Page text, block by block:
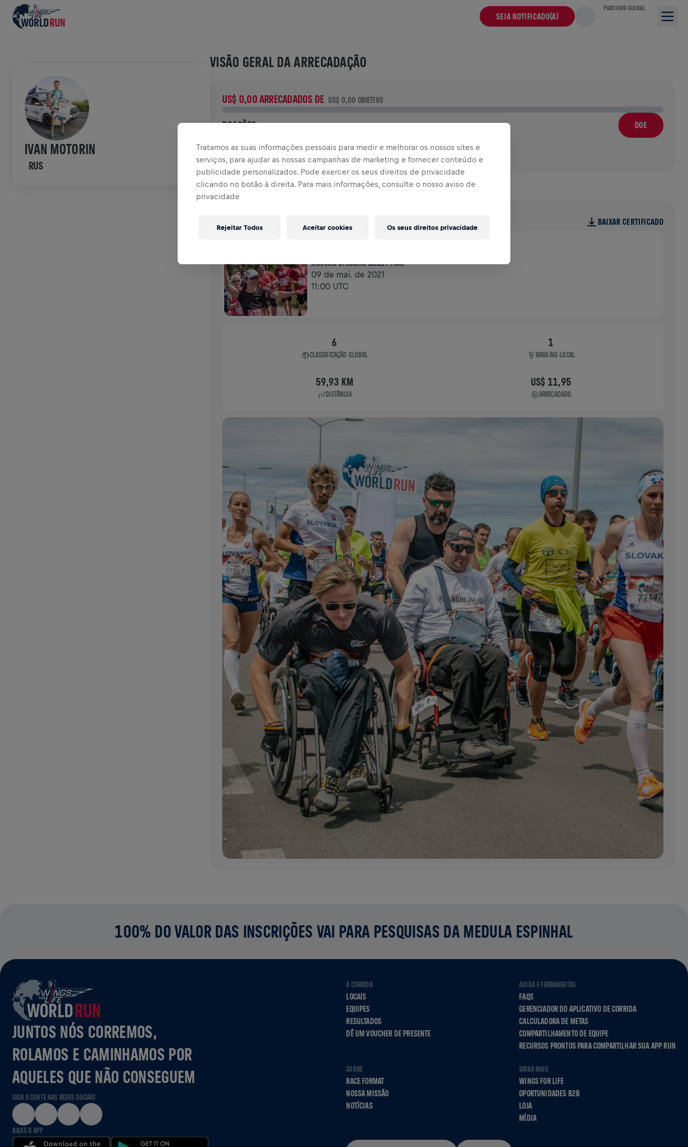
SEJA NOTIFICADO(A)
PARCEIRO GLOBAL
IVAN MOTORIN
RUS
VISÃO GERAL DA ARRECADAÇÃO
US$ 0,00 ARRECADADOS DE US$ 0,00 OBJETIVO
DOAÇÕES DOE
Doe para fazer a diferença! 100% da sua doação vai para a
pesquisa sobre lesões na medula espinhal.
HISTÓRIA
BAIXAR CERTIFICADO
MOSCOW STROGINO BEREZY PARK
09 de mai. de 2021
11:00 UTC
6
CLASSIFICAÇÃO GLOBAL
1
RANKING LOCAL
59,93 KM
DISTÂNCIA
US$ 11,95
ARRECADADO
100% DO VALOR DAS INSCRIÇÕES VAI PARA PESQUISAS DA MEDULA ESPINHAL
JUNTOS NÓS CORREMOS,
ROLAMOS E CAMINHAMOS POR
AQUELES QUE NÃO CONSEGUEM
SIGA A GENTE NAS REDES SOCIAIS
BAIXE O APP
A CORRIDA
LOCAIS
EQUIPES
RESULTADOS
DÊ UM VOUCHER DE PRESENTE
AJUDA E FERRAMENTAS
FAQS
GERENCIADOR DO APLICATIVO DE CORRIDA
CALCULADORA DE METAS
COMPARTILHAMENTO DE EQUIPE
RECURSOS PRONTOS PARA COMPARTILHAR SUA APP RUN
SOBRE
RACE FORMAT
NOSSA MISSÃO
NOTÍCIAS
SAIBA MAIS
WINGS FOR LIFE
OPORTUNIDADES B2B
LOJA
MÍDIA
Tratamos as suas informações pessoais para medir e melhorar os nossos sites e
serviços, para ajudar as nossas campanhas de marketing e fornecer conteúdo e
publicidade personalizados. Pode exercer os seus direitos de privacidade
clicando no botão à direita. Para mais informações, consulte o nosso aviso de
privacidade
Os seus direitos privacidade
Rejeitar Todos Aceitar cookies